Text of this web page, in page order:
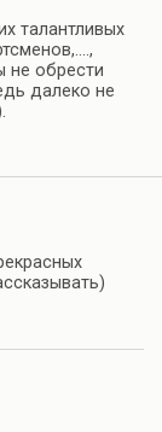
талантливых
не обрести
далеко не